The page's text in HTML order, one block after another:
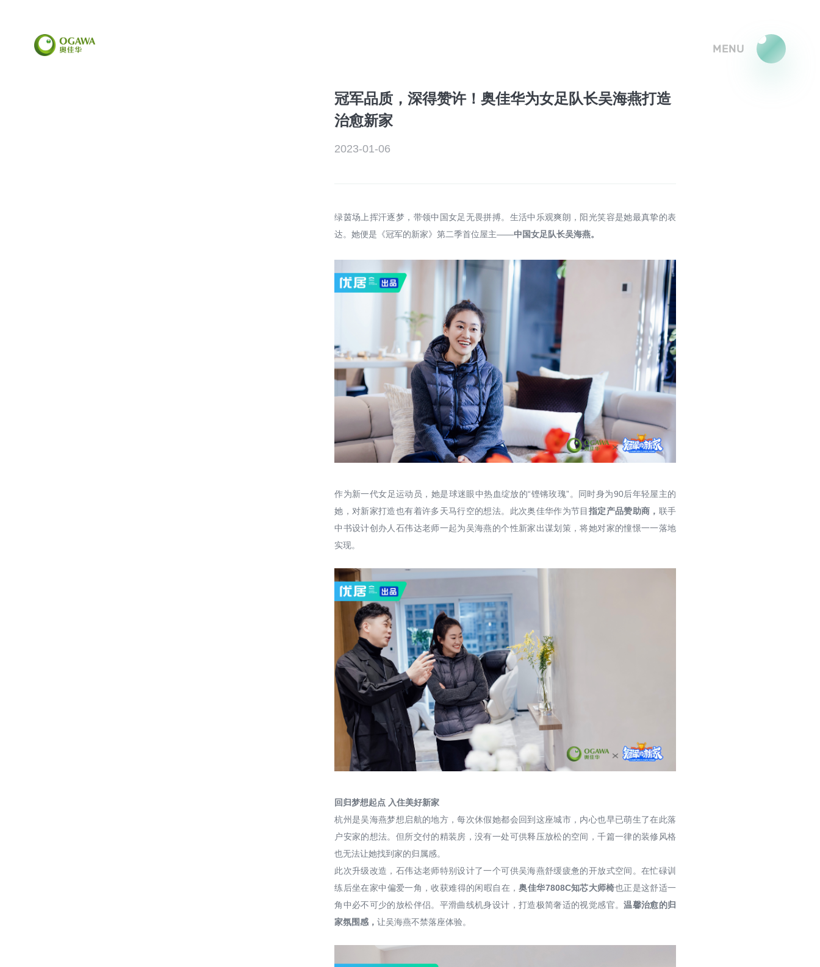
MENU
冠军品质，深得赞许！奥佳华为女足队长吴海燕打造
治愈新家
2023-01-06
绿茵场上挥汗逐梦，带领中国女足无畏拼搏。生活中乐观爽朗，阳光笑容是她最真挚的表
达。她便是《冠军的新家》第二季首位屋主——中国女足队长吴海燕。
作为新一代女足运动员，她是球迷眼中热血绽放的“铿锵玫瑰”。同时身为90后年轻屋主的
她，对新家打造也有着许多天马行空的想法。此次奥佳华作为节目 指定产品赞助商， 联手
中书设计创办人石伟达老师一起为吴海燕的个性新家出谋划策，将她对家的憧憬一一落地
实现。
回归梦想起点 入住美好新家
杭州是吴海燕梦想启航的地方，每次休假她都会回到这座城市，内心也早已萌生了在此落
户安家的想法。但所交付的精装房，没有一处可供释压放松的空间，千篇一律的装修风格
也无法让她找到家的归属感。
此次升级改造，石伟达老师特别设计了一个可供吴海燕舒缓疲惫的开放式空间。在忙碌训
练后坐在家中偏爱一角，收获难得的闲暇自在，奥佳华7808C知芯大师椅也正是这舒适一
角中必不可少的放松伴侣。平滑曲线机身设计，打造极简奢适的视觉感官。温馨治愈的归
家氛围感，让吴海燕不禁落座体验。